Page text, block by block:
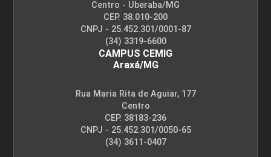
48
ESTUDOS INTERDISCIPLINARES EM
ENGENHARIA CIVIL II
Centro - Uberaba/MG
CEP. 38.010-200
CNPJ - 25.452.301/0001-87
(34) 3319-6600
CAMPUS CEMIG
Araxá/MG
Rua Maria Rita de Aguiar, 177
Centro
CEP. 38183-236
CNPJ - 25.452.301/0050-65
(34) 3611-0407